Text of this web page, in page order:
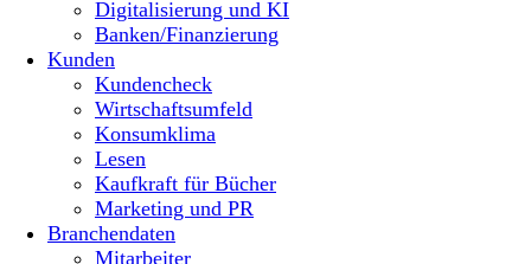
Digitalisierung und KI
Banken/Finanzierung
Kunden
Kundencheck
Wirtschaftsumfeld
Konsumklima
Lesen
Kaufkraft für Bücher
Marketing und PR
Branchendaten
Mitarbeiter